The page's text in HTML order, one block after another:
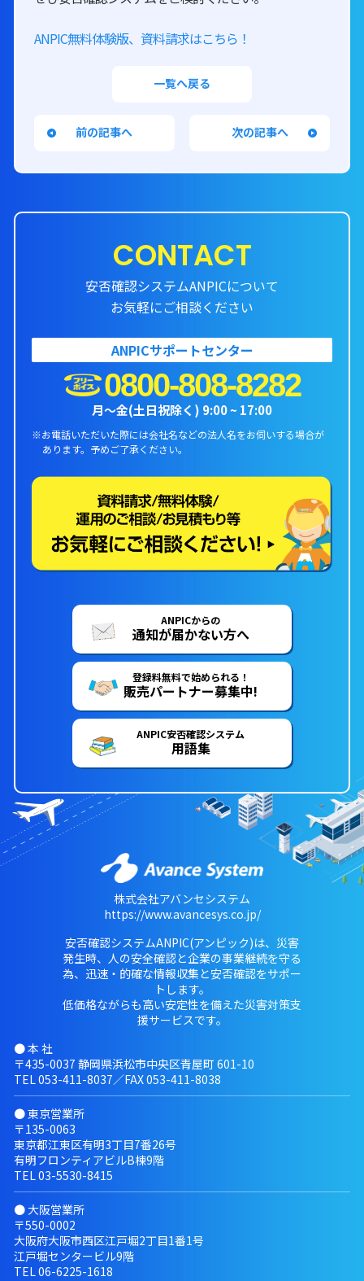
ANPIC無料体験版、資料請求はこちら！
一覧へ戻る
前の記事へ 次の記事へ
CONTACT
安否確認システムANPICについて
お気軽にご相談ください
ANPICサポートセンター
0800-808-8282
月〜金(土日祝除く) 9:00 ~ 17:00
※お電話いただいた際には会社名などの法人名をお伺いする場合が
あります。 予めご了承ください。
ANPICからの
通知が届かない方へ
登録料無料で始められる！
販売パートナー募集中!
ANPIC安否確認システム
用語集
株式会社アバンセシステム
https://www.avancesys.co.jp/
安否確認システムANPIC(アンピック)は、災害
発生時、人の安全確認と企業の事業継続を守る
為、迅速・的確な情報収集と安否確認をサポー
トします。
低価格ながらも高い安定性を備えた災害対策支
援サービスです。
● 本 社
〒435-0037 静岡県浜松市中央区青屋町 601-10
TEL 053-411-8037／FAX 053-411-8038
● 東京営業所
〒135-0063
東京都江東区有明3丁目7番26号
有明フロンティアビルB棟9階
TEL 03-5530-8415
● 大阪営業所
〒550-0002
大阪府大阪市西区江戸堀2丁目1番1号
江戸堀センタービル9階
TEL 06-6225-1618